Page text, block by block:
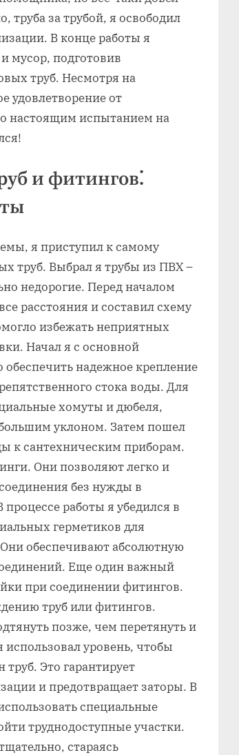
труба за трубой, я освободил
В конце работы я
мусор, подготовив
труб. Несмотря на
удовлетворение от
настоящим испытанием на
и фитингов⁚
я приступил к самому
труб. Выбрал я трубы из ПВХ –
недорогие. Перед началом
расстояния и составил схему
избежать неприятных
Начал я с основной
надежное крепление
стока воды. Для
хомуты и дюбеля,
уклоном. Затем пошел
к сантехническим приборам.
Они позволяют легко и
без нужды в
работы я убедился в
герметиков для
обеспечивают абсолютную
Еще один важный
при соединении фитингов.
труб или фитингов.
позже, чем перетянуть и
использовал уровень, чтобы
Это гарантирует
и предотвращает заторы. В
специальные
труднодоступные участки.
стараясь